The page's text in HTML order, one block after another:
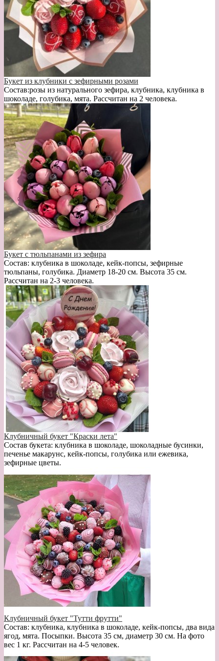
Букет из клубники с зефирными розами
Состав:розы из натурального зефира, клубника, клубника в
шоколаде, голубика, мята. Рассчитан на 2 человека.
Букет с тюльпанами из зефира
Состав: клубника в шоколаде, кейк-попсы, зефирные
тюльпаны, голубика. Диаметр 18-20 см. Высота 35 см.
Рассчитан на 2-3 человека.
Клубничный букет "Краски лета"
Состав букета: клубника в шоколаде, шоколадные бусинки,
печенье макарунс, кейк-попсы, голубика или ежевика,
зефирные цветы.
Клубничный букет "Тутти фрутти"
Состав: клубника, клубника в шоколаде, кейк-попсы, два вида
ягод, мята. Посыпки. Высота 35 см, диаметр 30 см. На фото
вес 1 кг. Рассчитан на 4-5 человек.